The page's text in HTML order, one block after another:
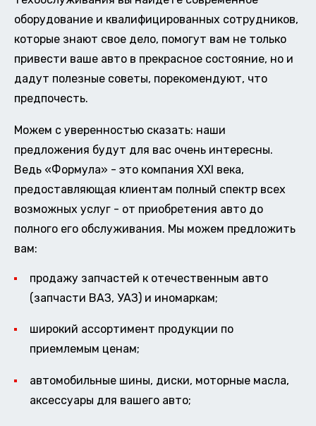
оборудование и квалифицированных сотрудников,
которые знают свое дело, помогут вам не только
привести ваше авто в прекрасное состояние, но и
дадут полезные советы, порекомендуют, что
предпочесть.
Можем с уверенностью сказать: наши
предложения будут для вас очень интересны.
Ведь «Формула» - это компания XXI века,
предоставляющая клиентам полный спектр всех
возможных услуг - от приобретения авто до
полного его обслуживания. Мы можем предложить
вам:
продажу запчастей к отечественным авто
(запчасти ВАЗ, УАЗ) и иномаркам;
широкий ассортимент продукции по
приемлемым ценам;
автомобильные шины, диски, моторные масла,
аксессуары для вашего авто;